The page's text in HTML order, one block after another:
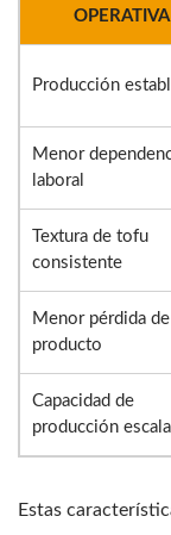
OPERATIVA
Producción
Menor
laboral
Textura de tofu
consistente
Menor pérdida de
producto
Capacidad de
producción
Estas